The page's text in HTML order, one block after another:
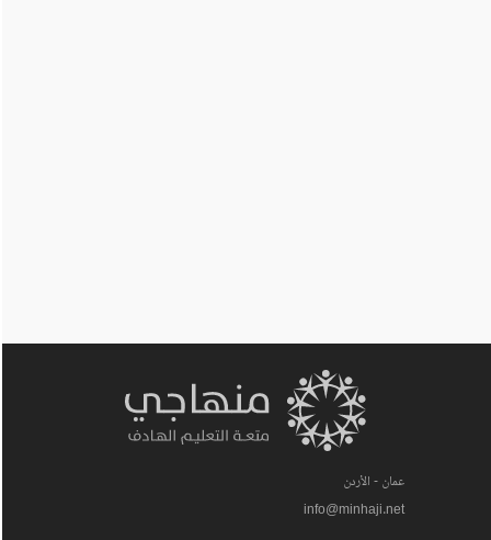
عمان - الأردن
info@minhaji.net